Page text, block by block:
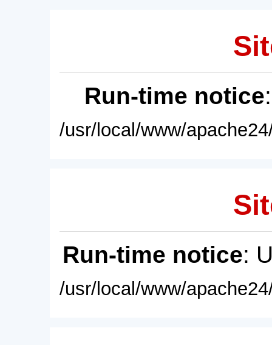
Run-time notice
/usr/local/www/
Run-time notice:
/usr/local/www/